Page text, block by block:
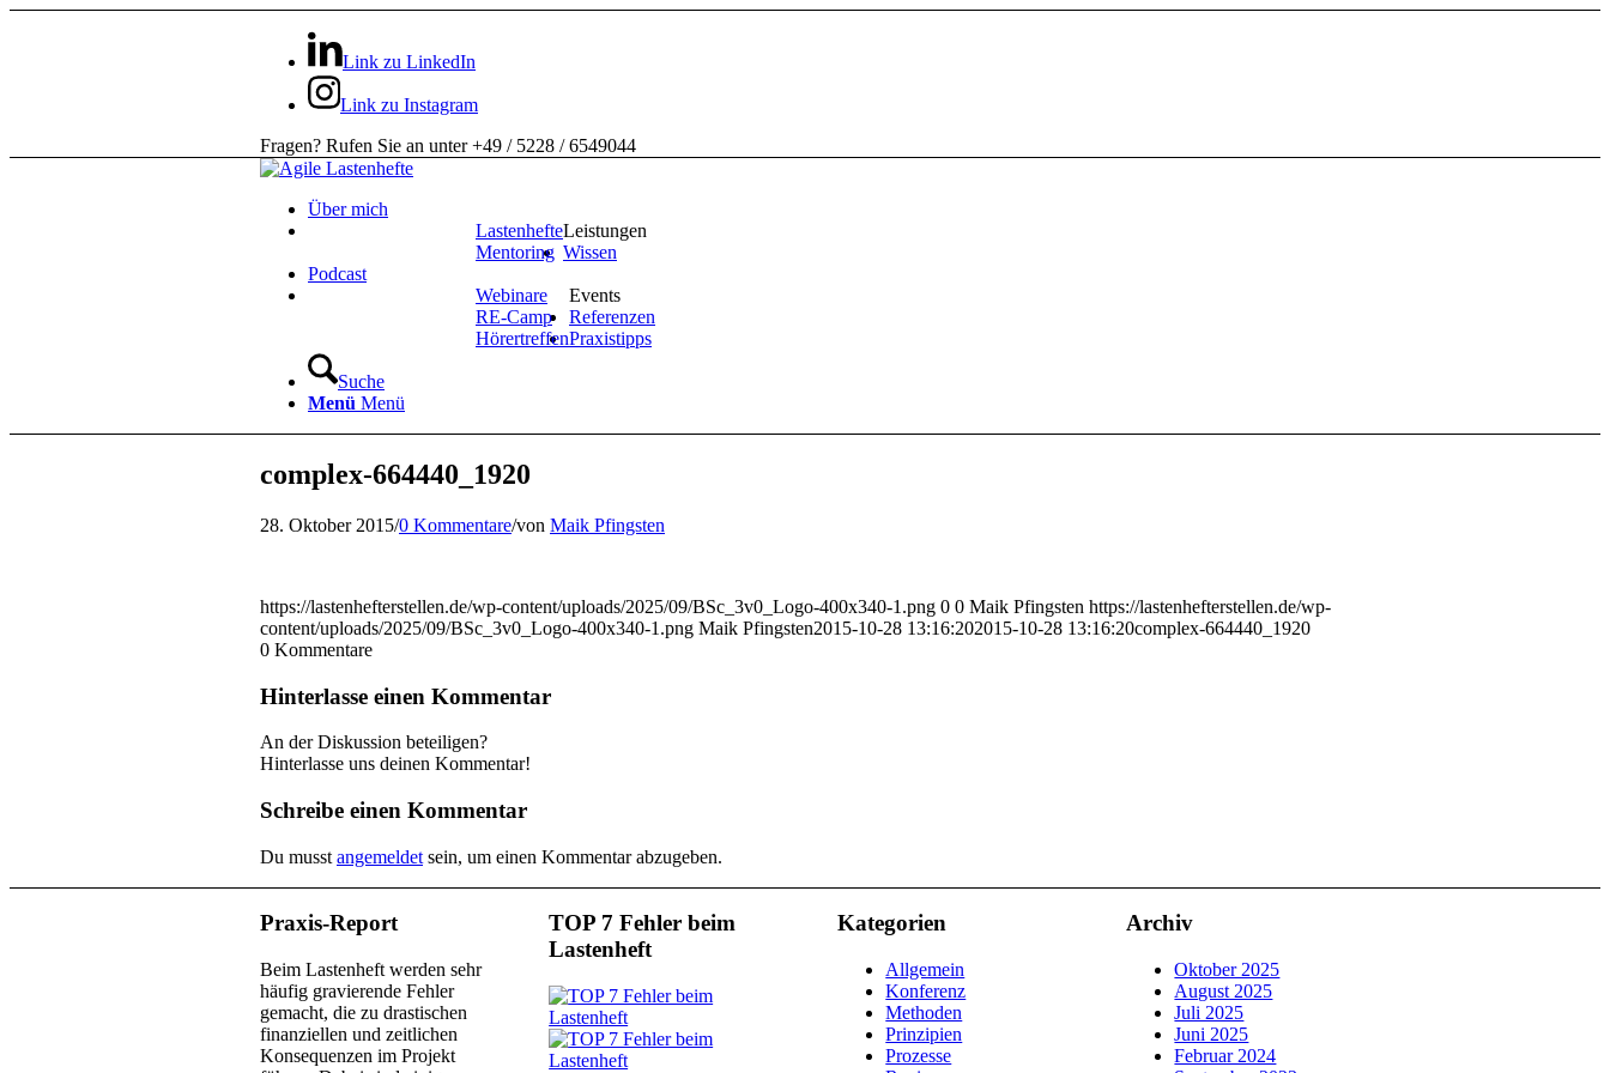
Link zu LinkedIn
Link zu Instagram
Fragen? Rufen Sie an unter +49 / 5228 / 6549044
Über mich
Leistungen
Lastenhefte
Mentoring Wissen
Podcast
Events
Webinare
RE-Camp
Hörertreffen
Referenzen
Praxistipps
Suche
Menü Menü
complex-664440_1920
28. Oktober 2015/0 Kommentare/von Maik Pfingsten
https://lastenhefterstellen.de/wp-content/uploads/2025/09/BSc_3v0_Logo-400x340-1.png 0 0 Maik Pfingsten https://lastenhefterstellen.de/wp-
content/uploads/2025/09/BSc_3v0_Logo-400x340-1.png Maik Pfingsten2015-10-28 13:16:202015-10-28 13:16:20complex-664440_1920
0 Kommentare
Hinterlasse einen Kommentar
An der Diskussion beteiligen?
Hinterlasse uns deinen Kommentar!
Schreibe einen Kommentar
Du musst angemeldet sein, um einen Kommentar abzugeben.
Praxis-Report
Beim Lastenheft werden sehr
häufig gravierende Fehler
gemacht, die zu drastischen
finanziellen und zeitlichen
Konsequenzen im Projekt
TOP 7 Fehler beim
Lastenheft
Kategorien
Allgemein
Konferenz
Methoden
Prinzipien
Prozesse
Archiv
Oktober 2025
August 2025
Juli 2025
Juni 2025
Februar 2024